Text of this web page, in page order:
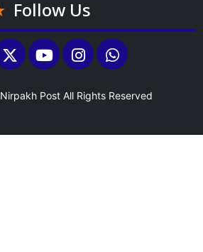
Follow Us
Nirpakh Post All Rights Reserved